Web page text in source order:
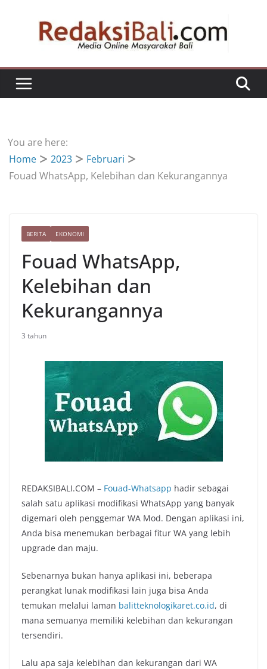
You are here:
Home
2023
Februari
Fouad WhatsApp, Kelebihan dan Kekurangannya
BERITA EKONOMI
Fouad WhatsApp,
Kelebihan dan
Kekurangannya
3 tahun
REDAKSIBALI.COM – Fouad-Whatsapp hadir sebagai
salah satu aplikasi modifikasi WhatsApp yang banyak
digemari oleh penggemar WA Mod. Dengan aplikasi ini,
Anda bisa menemukan berbagai fitur WA yang lebih
upgrade dan maju.
Sebenarnya bukan hanya aplikasi ini, beberapa
perangkat lunak modifikasi lain juga bisa Anda
temukan melalui laman balitteknologikaret.co.id, di
mana semuanya memiliki kelebihan dan kekurangan
tersendiri.
Lalu apa saja kelebihan dan kekurangan dari WA